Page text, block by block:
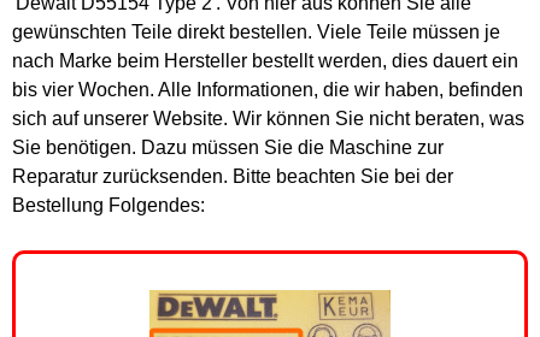
gewünschten Teile direkt bestellen. Viele Teile müssen je
nach Marke beim Hersteller bestellt werden, dies dauert ein
bis vier Wochen. Alle Informationen, die wir haben, befinden
sich auf unserer Website. Wir können Sie nicht beraten, was
Sie benötigen. Dazu müssen Sie die Maschine zur
Reparatur zurücksenden. Bitte beachten Sie bei der
Bestellung Folgendes: